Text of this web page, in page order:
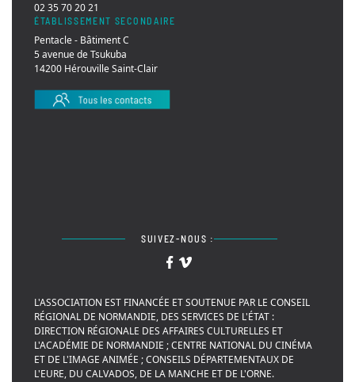
02 35 70 20 21
ÉTABLISSEMENT SECONDAIRE
Pentacle - Bâtiment C
5 avenue de Tsukuba
14200 Hérouville Saint-Clair
SUIVEZ-NOUS :
L'ASSOCIATION EST FINANCÉE ET SOUTENUE PAR LE CONSEIL
RÉGIONAL DE NORMANDIE, DES SERVICES DE L'ÉTAT :
DIRECTION RÉGIONALE DES AFFAIRES CULTURELLES ET
L'ACADÉMIE DE NORMANDIE ; CENTRE NATIONAL DU CINÉMA
ET DE L'IMAGE ANIMÉE ; CONSEILS DÉPARTEMENTAUX DE
L'EURE, DU CALVADOS, DE LA MANCHE ET DE L'ORNE.